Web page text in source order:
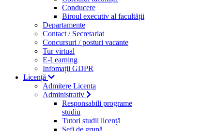
Conducere
Biroul executiv al facultății
Departamente
Contact / Secretariat
Concursuri / posturi vacante
Tur virtual
E-Learning
Infomații GDPR
Licență
Admitere Licenta
Administrativ
Responsabili programe
studiu
Tutori studii licență
Şefi de grupă